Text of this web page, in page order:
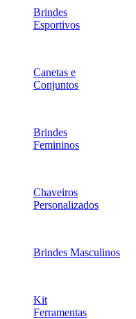
Brindes
Esportivos
Canetas e
Conjuntos
Brindes
Femininos
Chaveiros
Personalizados
Brindes Masculinos
Kit
Ferramentas